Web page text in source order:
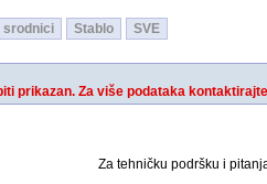
srodnici Stablo SVE
prikazan. Za više podataka
Za tehničku podršku i